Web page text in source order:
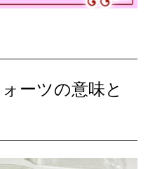
ーツの意味と